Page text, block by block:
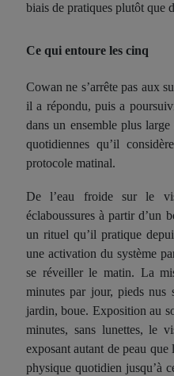
biais de pratiques plutôt que
Ce qui entoure les cinq
Cowan ne s’arrête pas aux
il a répondu, puis a
dans un ensemble plus
quotidiennes qu’il
protocole matinal.
De l’eau froide sur le
éclaboussures à partir d’un
un rituel qu’il pratique
une activation du système
se réveiller le matin. La
minutes par jour, pieds
jardin, boue. Exposition au
minutes, sans lunettes, le
exposant autant de peau
physique quotidien jusqu’à